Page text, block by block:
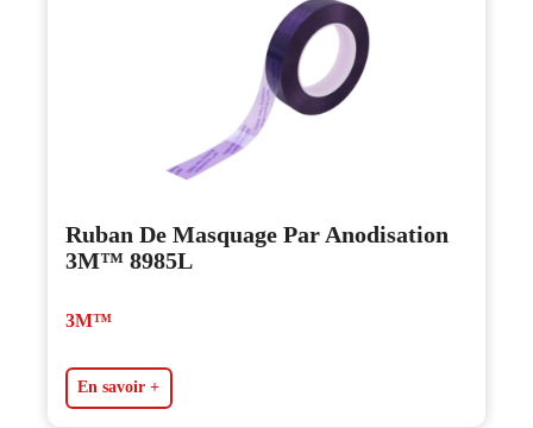
Ruban De Masquage Par Anodisation
3M™ 8985L
3M™
En savoir +